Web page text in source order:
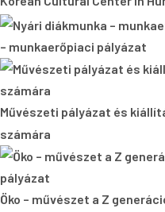
– munkaerőpiaci pályázat
Művészeti pályázat és
számára
Öko – művészet a Z